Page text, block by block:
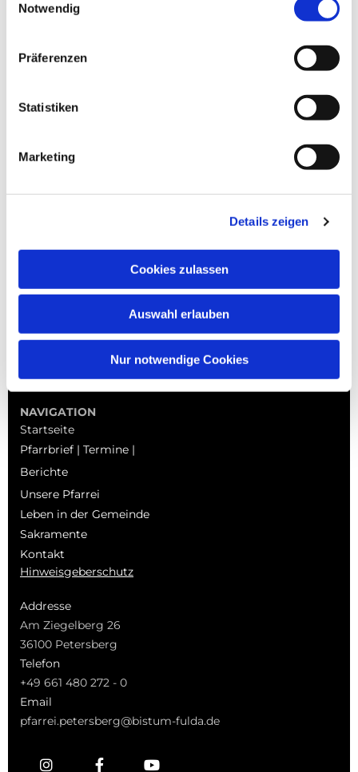
Notwendig
Präferenzen
Statistiken
Marketing
Details zeigen
Cookies zulassen
Auswahl erlauben
Nur notwendige Cookies
NAVIGATION
Startseite
Pfarrbrief | Termine |
Berichte
Unsere Pfarrei
Leben in der Gemeinde
Sakramente
Kontakt
Hinweisgeberschutz
Addresse
Am Ziegelberg 26
36100 Petersberg
Telefon
+49 661 480 272 - 0
Email
pfarrei.petersberg@bistum-fulda.de